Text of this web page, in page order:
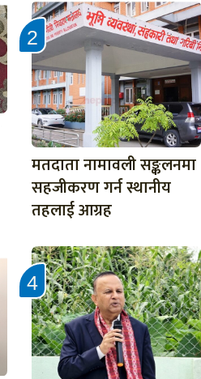
मतदाता नामावली सङ्कलनमा
सहजीकरण गर्न स्थानीय
तहलाई आग्रह